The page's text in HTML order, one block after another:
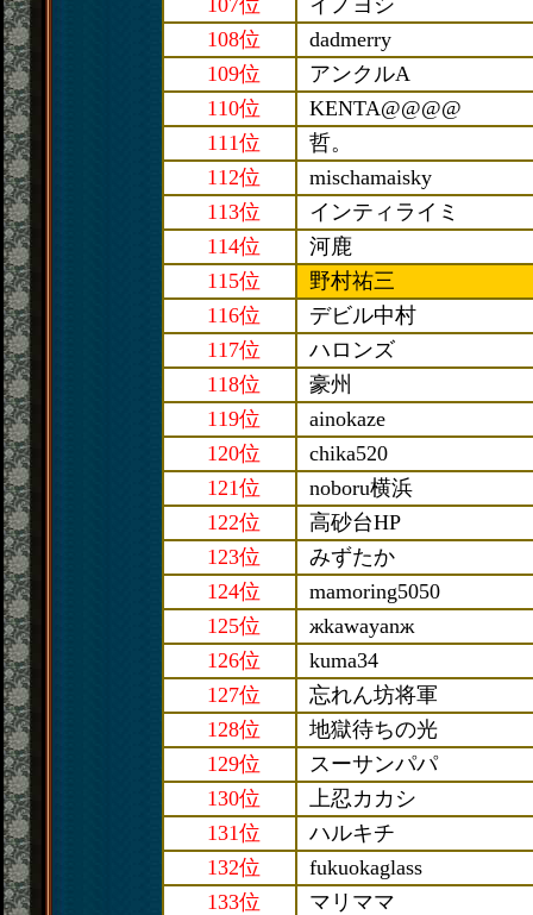
107位
イノヨシ
108位
dadmerry
109位
アンクルA
110位
KENTA@@@@
111位
哲。
112位
mischamaisky
113位
インティライミ
114位
河鹿
115位
野村祐三
116位
デビル中村
117位
ハロンズ
118位
豪州
119位
ainokaze
120位
chika520
121位
noboru横浜
122位
高砂台HP
123位
みずたか
124位
mamoring5050
125位
жkawayanж
126位
kuma34
127位
忘れん坊将軍
128位
地獄待ちの光
129位
スーサンパパ
130位
上忍カカシ
131位
ハルキチ
132位
fukuokaglass
133位
マリママ